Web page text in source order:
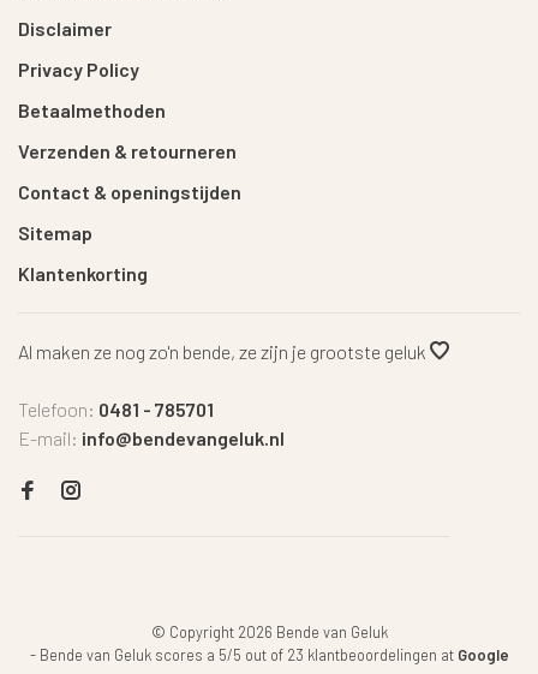
Disclaimer
Privacy Policy
Betaalmethoden
Verzenden & retourneren
Contact & openingstijden
Sitemap
Klantenkorting
Al maken ze nog zo'n bende, ze zijn je grootste geluk
Telefoon: 0481 - 785701
E-mail: info@bendevangeluk.nl
© Copyright 2026 Bende van Geluk
- Bende van Geluk scores a 5/5 out of 23 klantbeoordelingen at Google